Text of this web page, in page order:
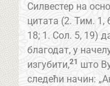
Силвестер на
цитата (2. Тим. 1,
18; 1. Сол. 5, 19)
благодат, у
изгубити,21 што
следећи начин: